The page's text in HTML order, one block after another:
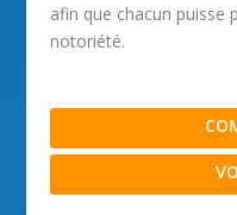
afin que chacun puisse
notoriété.